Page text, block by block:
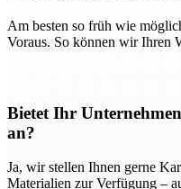
Am besten so früh wie
Voraus. So können wir Ihren
Bietet Ihr
an?
Ja, wir stellen Ihnen gerne
Materialien zur Verfügung –